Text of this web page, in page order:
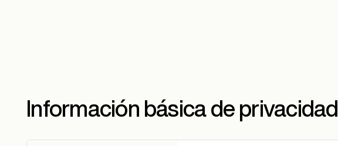
Información básica de privacidad